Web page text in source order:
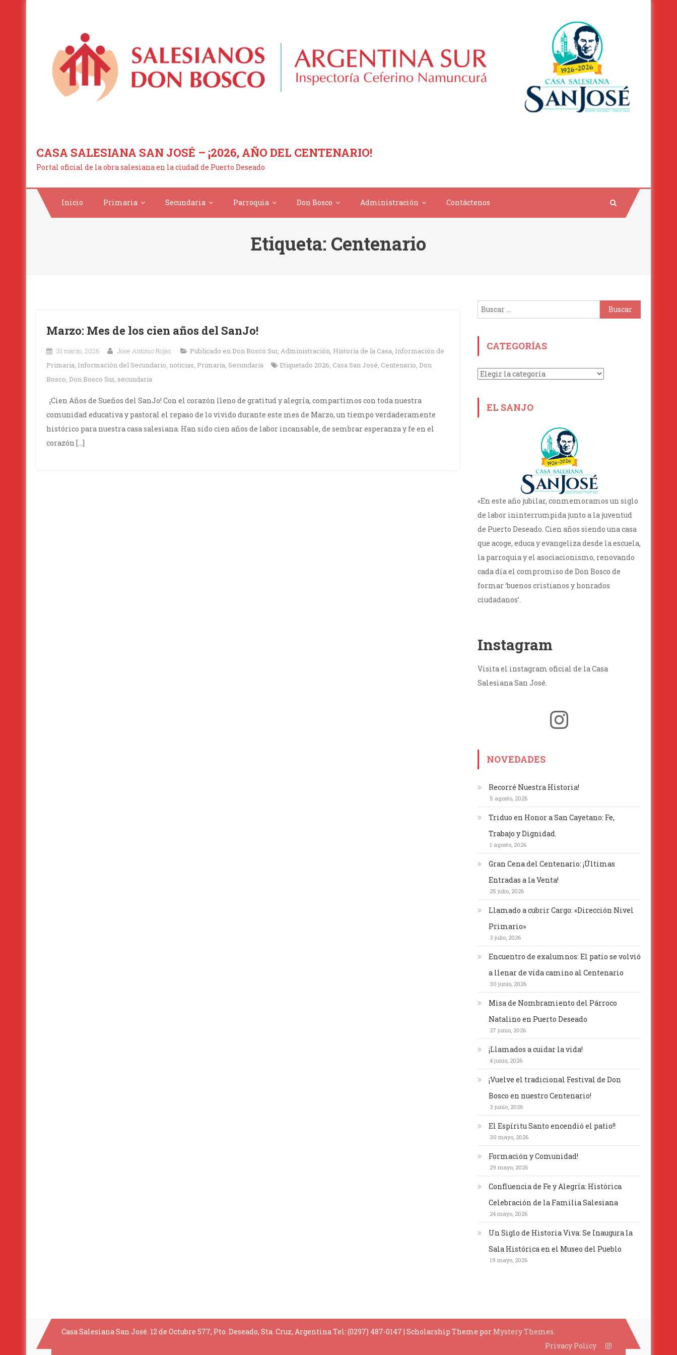
CASA SALESIANA SAN JOSÉ – ¡2026, AÑO DEL CENTENARIO!
Portal oficial de la obra salesiana en la ciudad de Puerto Deseado
Inicio Primaria Secundaria Parroquia Don Bosco Administración Contáctenos
Etiqueta: Centenario
Marzo: Mes de los cien años del SanJo!
31 marzo, 2026 Jose Antonio Rojas Publicado en Don Bosco Sur, Administración, Historia de la Casa, Información de
Primaria, Información del Secundario, noticias, Primaria, Secundaria Etiquetado 2026, Casa San José, Centenario, Don
Bosco, Don Bosco Sur, secundaria
¡Cien Años de Sueños del SanJo! Con el corazón lleno de gratitud y alegría, compartimos con toda nuestra
comunidad educativa y pastoral el repaso de lo vivido durante este mes de Marzo, un tiempo verdaderamente
histórico para nuestra casa salesiana. Han sido cien años de labor incansable, de sembrar esperanza y fe en el
corazón […]
Buscar:
CATEGORÍAS
Categorías
EL SANJO
«En este año jubilar, conmemoramos un siglo
de labor ininterrumpida junto a la juventud
de Puerto Deseado. Cien años siendo una casa
que acoge, educa y evangeliza desde la escuela,
la parroquia y el asociacionismo, renovando
cada día el compromiso de Don Bosco de
formar ‘buenos cristianos y honrados
ciudadanos’.
Instagram
Visita el instagram oficial de la Casa
Salesiana San José.
Instagram
NOVEDADES
Recorré Nuestra Historia!
5 agosto, 2026
Triduo en Honor a San Cayetano: Fe,
Trabajo y Dignidad.
1 agosto, 2026
Gran Cena del Centenario: ¡Últimas
Entradas a la Venta!
25 julio, 2026
Llamado a cubrir Cargo: «Dirección Nivel
Primario»
3 julio, 2026
Encuentro de exalumnos: El patio se volvió
a llenar de vida camino al Centenario
30 junio, 2026
Misa de Nombramiento del Párroco
Natalino en Puerto Deseado
27 junio, 2026
¡Llamados a cuidar la vida!
4 junio, 2026
¡Vuelve el tradicional Festival de Don
Bosco en nuestro Centenario!
3 junio, 2026
El Espíritu Santo encendió el patio!!
30 mayo, 2026
Formación y Comunidad!
29 mayo, 2026
Confluencia de Fe y Alegría: Histórica
Celebración de la Familia Salesiana
24 mayo, 2026
Un Siglo de Historia Viva: Se Inaugura la
Sala Histórica en el Museo del Pueblo
19 mayo, 2026
Casa Salesiana San José. 12 de Octubre 577, Pto. Deseado, Sta. Cruz, Argentina Tel: (0297) 487-0147 | Scholarship Theme por Mystery Themes.
Privacy Policy